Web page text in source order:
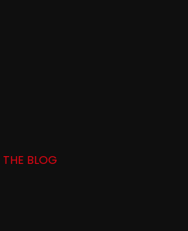
THE BLOG